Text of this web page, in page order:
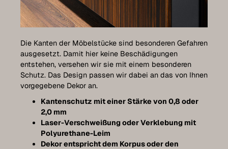
Die Kanten der Möbelstücke sind besonderen Gefahren
ausgesetzt. Damit hier keine Beschädigungen
entstehen, versehen wir sie mit einem besonderen
Schutz. Das Design passen wir dabei an das von Ihnen
vorgegebene Dekor an.
Kantenschutz mit einer Stärke von 0,8 oder
2,0 mm
Laser-Verschweißung oder Verklebung mit
Polyurethane-Leim
Dekor entspricht dem Korpus oder den